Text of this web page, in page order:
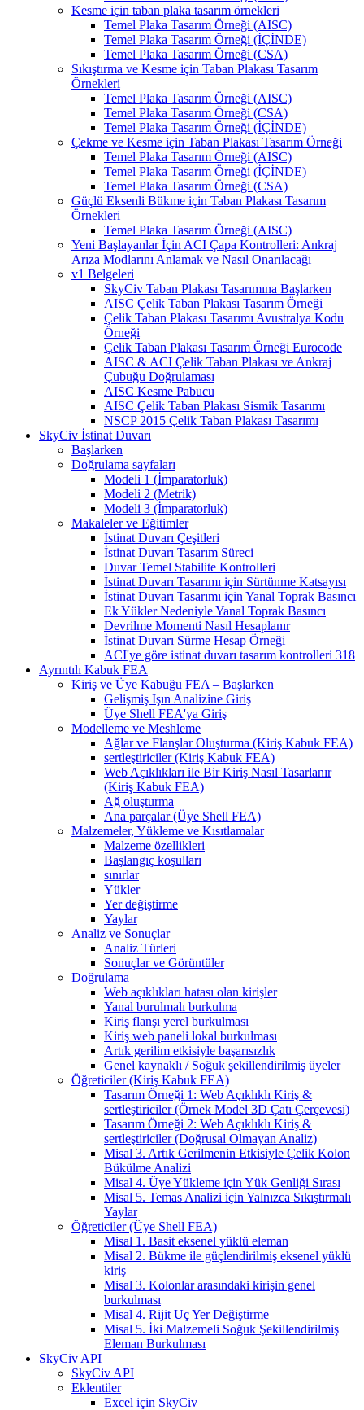
Kesme için taban plaka tasarım örnekleri
Temel Plaka Tasarım Örneği (AISC)
Temel Plaka Tasarım Örneği (İÇİNDE)
Temel Plaka Tasarım Örneği (CSA)
Sıkıştırma ve Kesme için Taban Plakası Tasarım
Örnekleri
Temel Plaka Tasarım Örneği (AISC)
Temel Plaka Tasarım Örneği (CSA)
Temel Plaka Tasarım Örneği (İÇİNDE)
Çekme ve Kesme için Taban Plakası Tasarım Örneği
Temel Plaka Tasarım Örneği (AISC)
Temel Plaka Tasarım Örneği (İÇİNDE)
Temel Plaka Tasarım Örneği (CSA)
Güçlü Eksenli Bükme için Taban Plakası Tasarım
Örnekleri
Temel Plaka Tasarım Örneği (AISC)
Yeni Başlayanlar İçin ACI Çapa Kontrolleri: Ankraj
Arıza Modlarını Anlamak ve Nasıl Onarılacağı
v1 Belgeleri
SkyCiv Taban Plakası Tasarımına Başlarken
AISC Çelik Taban Plakası Tasarım Örneği
Çelik Taban Plakası Tasarımı Avustralya Kodu
Örneği
Çelik Taban Plakası Tasarım Örneği Eurocode
AISC & ACI Çelik Taban Plakası ve Ankraj
Çubuğu Doğrulaması
AISC Kesme Pabucu
AISC Çelik Taban Plakası Sismik Tasarımı
NSCP 2015 Çelik Taban Plakası Tasarımı
SkyCiv İstinat Duvarı
Başlarken
Doğrulama sayfaları
Modeli 1 (İmparatorluk)
Modeli 2 (Metrik)
Modeli 3 (İmparatorluk)
Makaleler ve Eğitimler
İstinat Duvarı Çeşitleri
İstinat Duvarı Tasarım Süreci
Duvar Temel Stabilite Kontrolleri
İstinat Duvarı Tasarımı için Sürtünme Katsayısı
İstinat Duvarı Tasarımı için Yanal Toprak Basıncı
Ek Yükler Nedeniyle Yanal Toprak Basıncı
Devrilme Momenti Nasıl Hesaplanır
İstinat Duvarı Sürme Hesap Örneği
ACI'ye göre istinat duvarı tasarım kontrolleri 318
Ayrıntılı Kabuk FEA
Kiriş ve Üye Kabuğu FEA – Başlarken
Gelişmiş Işın Analizine Giriş
Üye Shell FEA'ya Giriş
Modelleme ve Meshleme
Ağlar ve Flanşlar Oluşturma (Kiriş Kabuk FEA)
sertleştiriciler (Kiriş Kabuk FEA)
Web Açıklıkları ile Bir Kiriş Nasıl Tasarlanır
(Kiriş Kabuk FEA)
Ağ oluşturma
Ana parçalar (Üye Shell FEA)
Malzemeler, Yükleme ve Kısıtlamalar
Malzeme özellikleri
Başlangıç ​​koşulları
sınırlar
Yükler
Yer değiştirme
Yaylar
Analiz ve Sonuçlar
Analiz Türleri
Sonuçlar ve Görüntüler
Doğrulama
Web açıklıkları hatası olan kirişler
Yanal burulmalı burkulma
Kiriş flanşı yerel burkulması
Kiriş web paneli lokal burkulması
Artık gerilim etkisiyle başarısızlık
Genel kaynaklı / Soğuk şekillendirilmiş üyeler
Öğreticiler (Kiriş Kabuk FEA)
Tasarım Örneği 1: Web Açıklıklı Kiriş &
sertleştiriciler (Örnek Model 3D Çatı Çerçevesi)
Tasarım Örneği 2: Web Açıklıklı Kiriş &
sertleştiriciler (Doğrusal Olmayan Analiz)
Misal 3. Artık Gerilmenin Etkisiyle Çelik Kolon
Bükülme Analizi
Misal 4. Üye Yükleme için Yük Genliği Sırası
Misal 5. Temas Analizi için Yalnızca Sıkıştırmalı
Yaylar
Öğreticiler (Üye Shell FEA)
Misal 1. Basit eksenel yüklü eleman
Misal 2. Bükme ile güçlendirilmiş eksenel yüklü
kiriş
Misal 3. Kolonlar arasındaki kirişin genel
burkulması
Misal 4. Rijit Uç Yer Değiştirme
Misal 5. İki Malzemeli Soğuk Şekillendirilmiş
Eleman Burkulması
SkyCiv API
SkyCiv API
Eklentiler
Excel için SkyCiv